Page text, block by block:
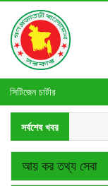
সর্বশেষ খবর
আয় কর তথ্য সেবা